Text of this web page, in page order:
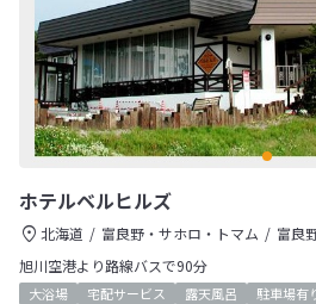
ホテルベルヒルズ
北海道 富良野・サホロ・トマム
富良
旭川空港より路線バスで90分
大浴場 宅配サービス 露天風呂 駐車場有